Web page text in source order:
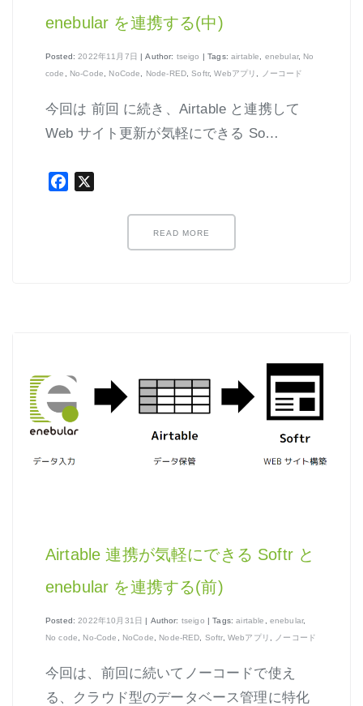
enebular を連携する(中)
Posted:2022年11月7日 | Author: tseigo | Tags:airtable enebular, No
code
No-Code NoCode Node-RED ,Softr,Webアプリ ノーコード
今回は 前回 に続き、Airtable と連携して
Web サイト更新が気軽にできる So…
Facebook
READ MORE
Airtable 連携が気軽にできる Softr と
enebular を連携する(前)
Posted:2022年10月31日 | Author: tseigo | Tags:airtable enebular,
No code
No-Code NoCode Node-RED Softr, Webアプリ ノーコード
今回は、前回に続いてノーコードで使え
る、クラウド型のデータベース管理に特化